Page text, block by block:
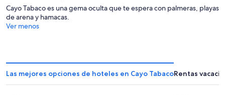
Cayo Tabaco es una gema oculta que te espera con palmeras, playas
de arena y hamacas.
Ver menos
Las mejores opciones de hoteles en Cayo TabacoRentas